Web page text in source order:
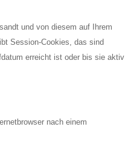
und von diesem auf Ihrem
Session-Cookies, das sind
erreicht ist oder bis sie aktiv
nach einem